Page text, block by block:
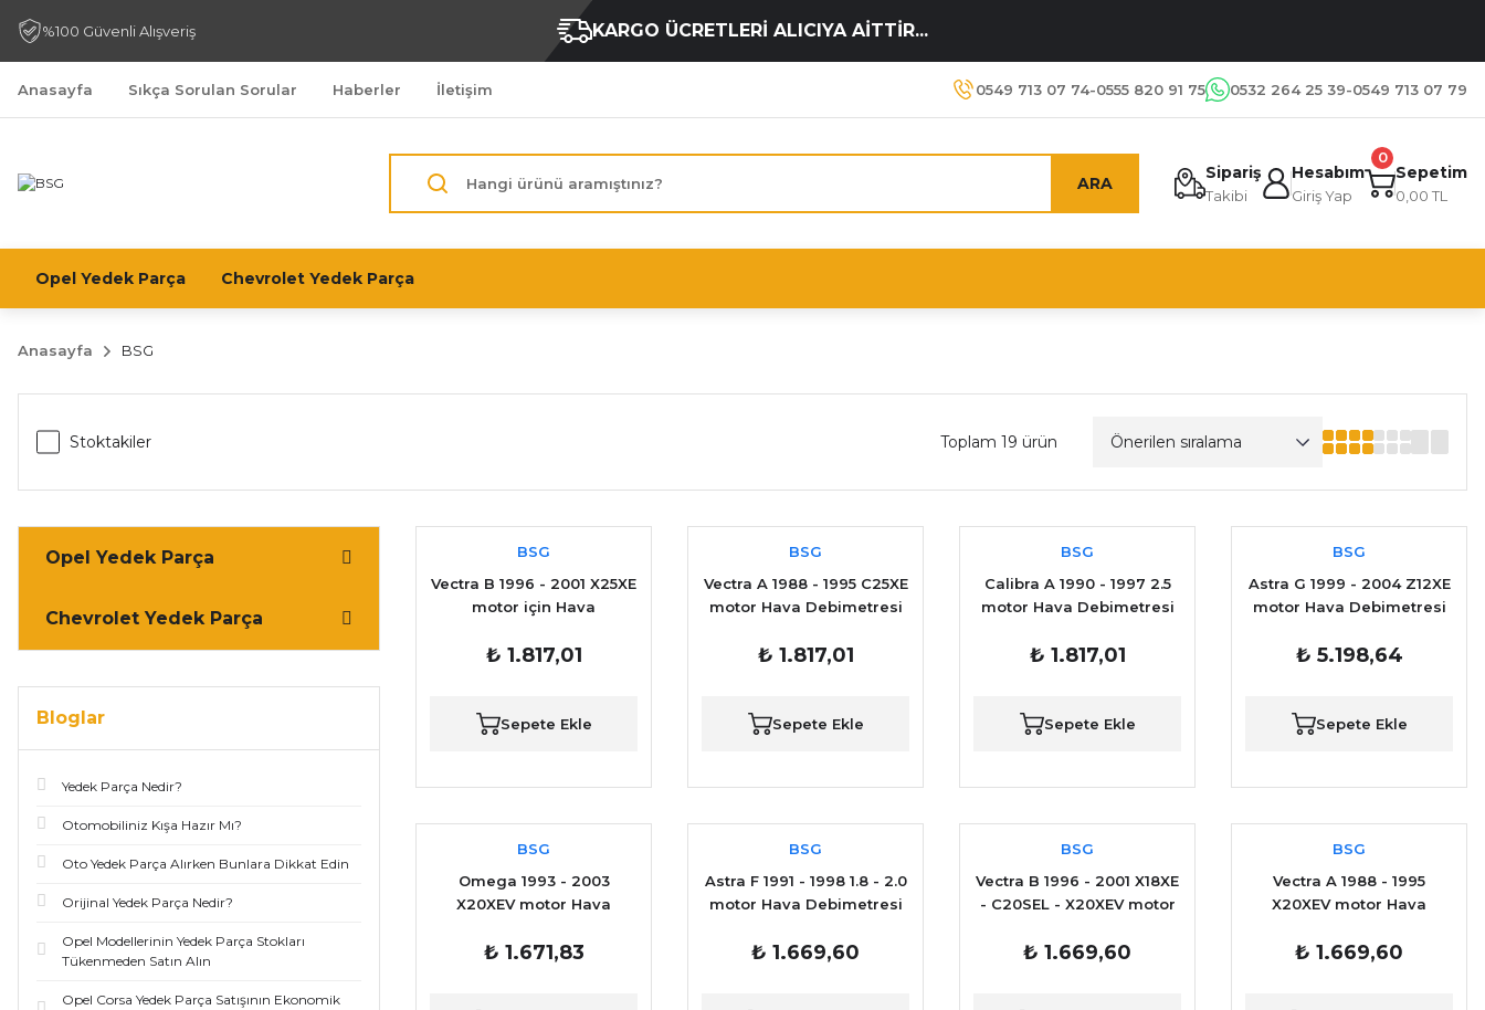
%100 Güvenli Alışveriş KARGO ÜCRETLERİ ALICIYA AİTTİR...
Anasayfa Sıkça Sorulan Sorular Haberler İletişim 0549 713 07 74-0555 820 91 75 0532 264 25 39-0549 713 07 79
ARA
Sipariş
Takibi
Hesabım
Giriş Yap
0
Sepetim
0,00 TL
Opel Yedek Parça Chevrolet Yedek Parça
Anasayfa BSG
Stoktakiler Toplam 19 ürün
Opel Yedek Parça
Chevrolet Yedek Parça
Bloglar
Yedek Parça Nedir?
Otomobiliniz Kışa Hazır Mı?
Oto Yedek Parça Alırken Bunlara Dikkat Edin
Orijinal Yedek Parça Nedir?
Opel Modellerinin Yedek Parça Stokları
Tükenmeden Satın Alın
Opel Corsa Yedek Parça Satışının Ekonomik
BSG
Vectra B 1996 - 2001 X25XE
motor için Hava
₺ 1.817,01
Sepete Ekle
BSG
Vectra A 1988 - 1995 C25XE
motor Hava Debimetresi
₺ 1.817,01
Sepete Ekle
BSG
Calibra A 1990 - 1997 2.5
motor Hava Debimetresi
₺ 1.817,01
Sepete Ekle
BSG
Astra G 1999 - 2004 Z12XE
motor Hava Debimetresi
₺ 5.198,64
Sepete Ekle
BSG
Omega 1993 - 2003
X20XEV motor Hava
₺ 1.671,83
BSG
Astra F 1991 - 1998 1.8 - 2.0
motor Hava Debimetresi
₺ 1.669,60
BSG
Vectra B 1996 - 2001 X18XE
- C20SEL - X20XEV motor
SANAYİ
₺ 1.669,60
BSG
Vectra A 1988 - 1995
X20XEV motor Hava
₺ 1.669,60